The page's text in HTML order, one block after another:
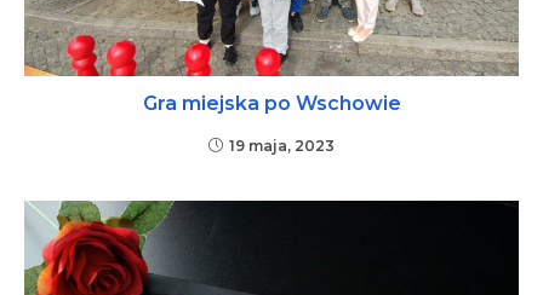
Gra miejska po Wschowie
19 maja, 2023